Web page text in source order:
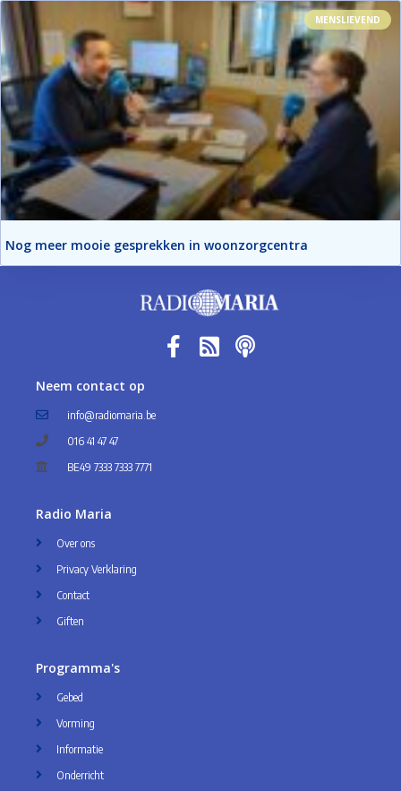
MENSLIEVEND
Nog meer mooie gesprekken in woonzorgcentra
Neem contact op
info@radiomaria.be
016 41 47 47
BE49 7333 7333 7771
Radio Maria
Over ons
Privacy Verklaring
Contact
Giften
Programma's
Gebed
Vorming
Informatie
Onderricht